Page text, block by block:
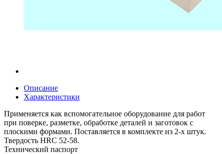
Описание
Характеристики
Применяется как вспомогательное оборудование для работ
при поверке, разметке, обработке деталей и заготовок с
плоскими формами. Поставляется в комплекте из 2-х штук.
Твердость HRC 52-58.
Технический паспорт